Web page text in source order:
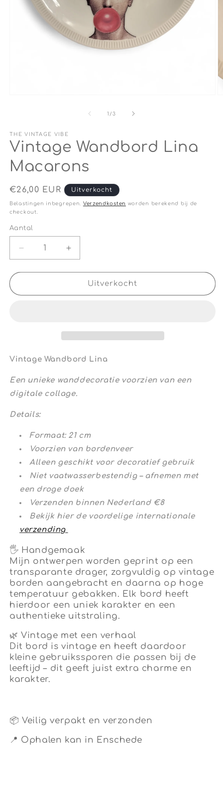
1 /van
3
THE VINTAGE VIBE
Vintage Wandbord Lina
Macarons
Normale
prijs
€26,00 EUR Uitverkocht
Belastingen inbegrepen. Verzendkosten worden berekend bij de
checkout.
Aantal
Aantal
Aantal
verlagen
voor
Wandbord
Aantal
verhogen
voor
Vintage
Wandbord
Uitverkocht
Vintage Wandbord Lina
Een unieke wanddecoratie voorzien van een
digitale collage.
Details:
Formaat: 21 cm
Voorzien van bordenveer
Alleen geschikt voor decoratief gebruik
Niet vaatwasserbestendig – afnemen met
een droge doek
Verzenden binnen Nederland €8
Bekijk hier de voordelige internationale
verzending
🖐 Handgemaak
Mijn ontwerpen worden geprint op een
transparante drager, zorgvuldig op vintage
borden aangebracht en daarna op hoge
temperatuur gebakken. Elk bord heeft
hierdoor een uniek karakter en een
authentieke uitstraling.
🌿Vintage met een verhaal
Dit bord is vintage en heeft daardoor
kleine gebruikssporen die passen bij de
leeftijd – dit geeft juist extra charme en
karakter.
📦 Veilig verpakt en verzonden
📍 Ophalen kan in Enschede